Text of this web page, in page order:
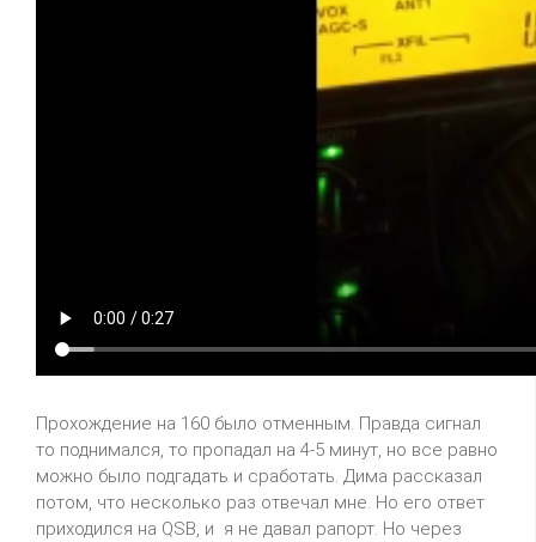
Прохождение на 160 было отменным. Правда сигнал
то поднимался, то пропадал на 4-5 минут, но все равно
можно было подгадать и сработать. Дима рассказал
потом, что несколько раз отвечал мне. Но его ответ
приходился на QSB, и я не давал рапорт. Но через